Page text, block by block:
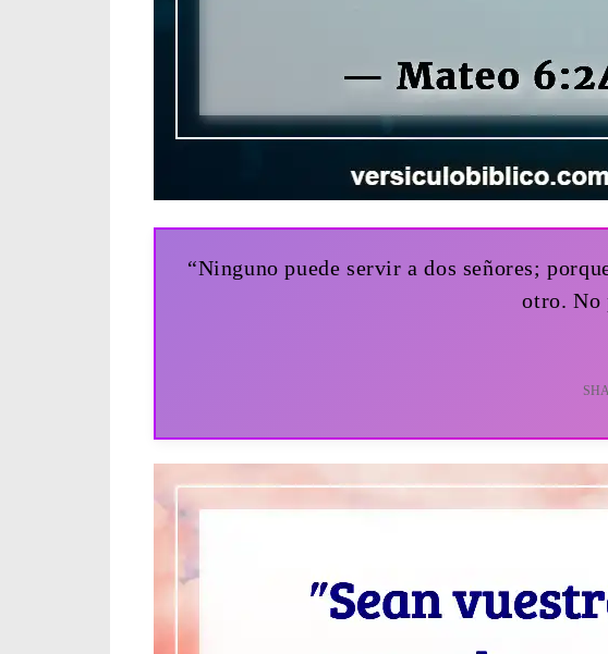
“Ninguno puede servir a dos señores;
otro. No